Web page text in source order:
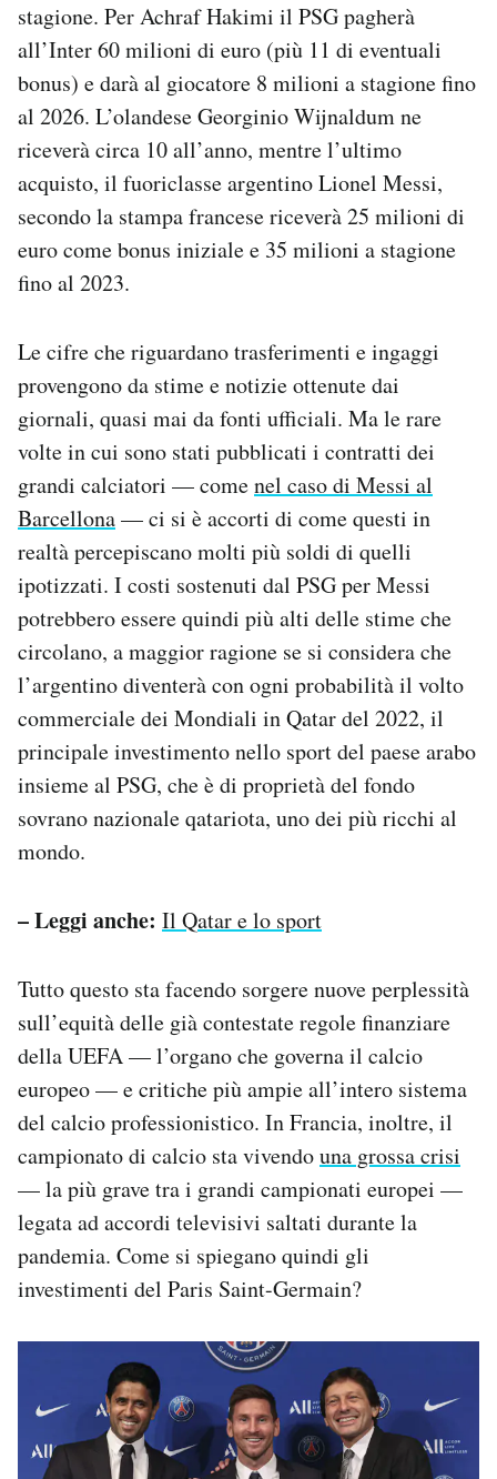
stagione. Per Achraf Hakimi il PSG pagherà
all’Inter 60 milioni di euro (più 11 di eventuali
bonus) e darà al giocatore 8 milioni a stagione fino
al 2026. L’olandese Georginio Wijnaldum ne
riceverà circa 10 all’anno, mentre l’ultimo
acquisto, il fuoriclasse argentino Lionel Messi,
secondo la stampa francese riceverà 25 milioni di
euro come bonus iniziale e 35 milioni a stagione
fino al 2023.
Le cifre che riguardano trasferimenti e ingaggi
provengono da stime e notizie ottenute dai
giornali, quasi mai da fonti ufficiali. Ma le rare
volte in cui sono stati pubblicati i contratti dei
grandi calciatori — comenel caso di Messi al
Barcellona— ci si è accorti di come questi in
realtà percepiscano molti più soldi di quelli
ipotizzati. I costi sostenuti dal PSG per Messi
potrebbero essere quindi più alti delle stime che
circolano, a maggior ragione se si considera che
l’argentino diventerà con ogni probabilità il volto
commerciale dei Mondiali in Qatar del 2022, il
principale investimento nello sport del paese arabo
insieme al PSG, che è di proprietà del fondo
sovrano nazionale qatariota, uno dei più ricchi al
mondo.
– Leggi anche: Il Qatar e lo sport
Tutto questo sta facendo sorgere nuove perplessità
sull’equità delle già contestate regole finanziare
della UEFA — l’organo che governa il calcio
europeo — e critiche più ampie all’intero sistema
del calcio professionistico. In Francia, inoltre, il
campionato di calcio sta vivendouna grossa crisi
— la più grave tra i grandi campionati europei —
legata ad accordi televisivi saltati durante la
pandemia. Come si spiegano quindi gli
investimenti del Paris Saint-Germain?